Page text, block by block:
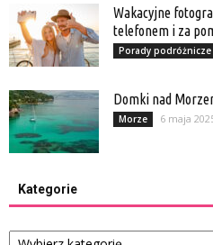
Wakacyjne
telefonem i za
Porady podróżnicze
Domki nad
Morze 6 maja
Kategorie
Kategorie